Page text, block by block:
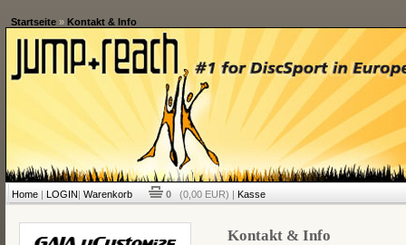
Startseite» Kontakt & Info
Home| LOGIN| Warenkorb 0 (0,00 EUR) | Kasse
Kontakt & Info